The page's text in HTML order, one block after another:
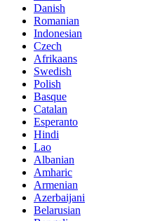
Danish
Romanian
Indonesian
Czech
Afrikaans
Swedish
Polish
Basque
Catalan
Esperanto
Hindi
Lao
Albanian
Amharic
Armenian
Azerbaijani
Belarusian